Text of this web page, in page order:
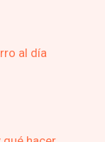
al día